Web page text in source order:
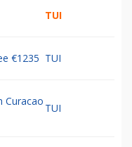
TUI
€1235 TUI
Curacao
TUI